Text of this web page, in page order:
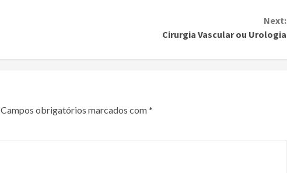
Next:
Cirurgia Vascular ou Urologia
Campos obrigatórios marcados com*